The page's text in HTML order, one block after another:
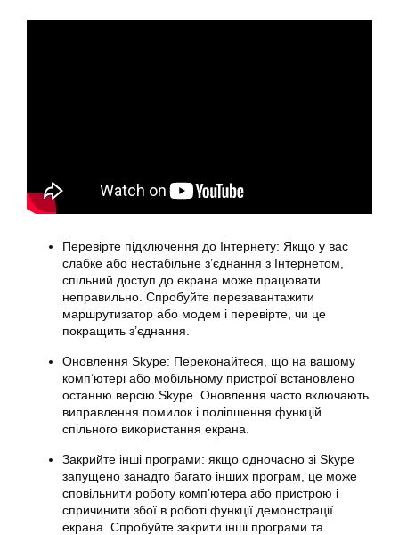
Перевірте підключення до Інтернету: Якщо у вас
слабке або нестабільне з’єднання з Інтернетом,
спільний доступ до екрана може працювати
неправильно. Спробуйте перезавантажити
маршрутизатор або модем і перевірте, чи це
покращить з’єднання.
Оновлення Skype: Переконайтеся, що на вашому
комп’ютері або мобільному пристрої встановлено
останню версію Skype. Оновлення часто включають
виправлення помилок і поліпшення функцій
спільного використання екрана.
Закрийте інші програми: якщо одночасно зі Skype
запущено занадто багато інших програм, це може
сповільнити роботу комп’ютера або пристрою і
спричинити збої в роботі функції демонстрації
екрана. Спробуйте закрити інші програми та